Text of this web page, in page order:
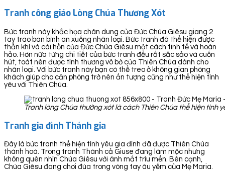
Tranh công giáo Lòng Chúa Thương Xót
Bức tranh này khắc họa chân dung của Đức Chúa Giêsu giang 2
tay trao ban bình an xuống nhân loại. Bức tranh đã thể hiện được
thần khí và cái hồn của Đức Chúa Giêsu một cách tinh tế và hoàn
hảo. Hơn nữa từng chi tiết của bức tranh đều rất sắc sảo và cuốn
hút, toát nên được tình thương vô bờ của Thiên Chúa dành cho
nhân loại. Với bức tranh này bạn có thể treo ở không gian phòng
khách giúp cho căn phòng trở nên ấn tượng cũng như thể hiện tình
yêu với Thiên Chúa.
Tranh lòng Chúa thường xót là cách Thiên Chúa thể hiện tình
Tranh gia đình Thánh gia
Đây là bức tranh thể hiện tình yêu gia đình đã được Thiên Chúa
thánh hoá. Trong tranh Thánh cả Giuse đang làm mộc nhưng
không quên nhìn Chúa Giêsu với ánh mắt trìu mến. Bên cạnh,
Chúa Giêsu đang chơi đùa trong vòng tay âu yếm của Mẹ Maria.